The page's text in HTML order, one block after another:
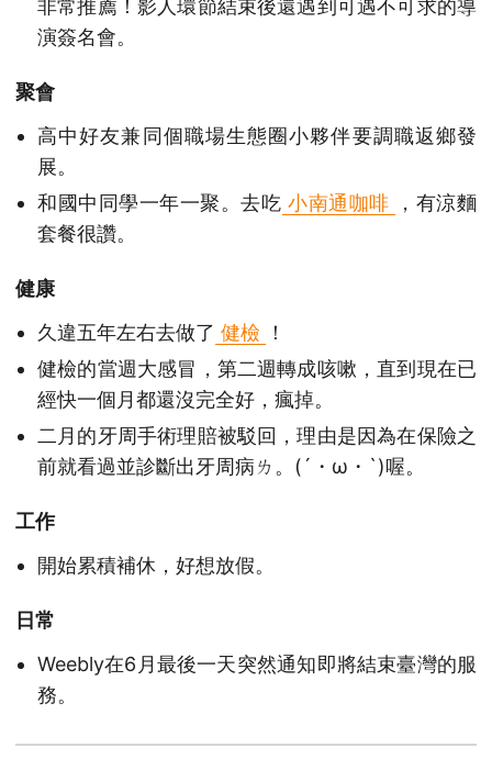
非常推薦！影人環節結束後還遇到可遇不可求的導
演簽名會。
聚會
高中好友兼同個職場生態圈小夥伴要調職返鄉發
展。
和國中同學一年一聚。去吃 小南通咖啡
，有涼麵
套餐很讚。
健康
久違五年左右去做了 健檢
！
健檢的當週大感冒，第二週轉成咳嗽，直到現在已
經快一個月都還沒完全好，瘋掉。
二月的牙周手術理賠被駁回，理由是因為在保險之
前就看過並診斷出牙周病ㄌ。(´・ω・`)喔。
工作
開始累積補休，好想放假。
日常
Weebly在6月最後一天突然通知即將結束臺灣的服
務。